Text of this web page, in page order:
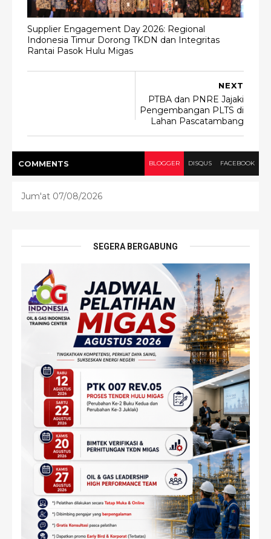
Supplier Engagement Day 2026: Regional
Indonesia Timur Dorong TKDN dan Integritas
Rantai Pasok Hulu Migas
NEXT
PTBA dan PNRE Jajaki
Pengembangan PLTS di
Lahan Pascatambang
COMMENTS BLOGGER DISQUS FACEBOOK
Jum'at 07/08/2026
SEGERA BERGABUNG